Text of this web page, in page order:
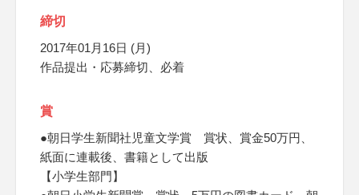
締切
2017年01月16日 (月)
作品提出・応募締切、必着
賞
●朝日学生新聞社児童文学賞 賞状、賞金50万円、
紙面に連載後、書籍として出版
【小学生部門】